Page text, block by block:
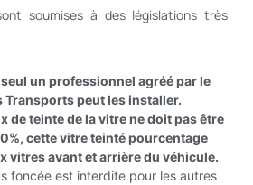
soumises à des législations très
seul un professionnel agréé par le
Transports peut les installer.
de teinte de la vitre ne doit pas être
cette vitre teinté pourcentage
vitres avant et arrière du véhicule.
foncée est interdite pour les autres